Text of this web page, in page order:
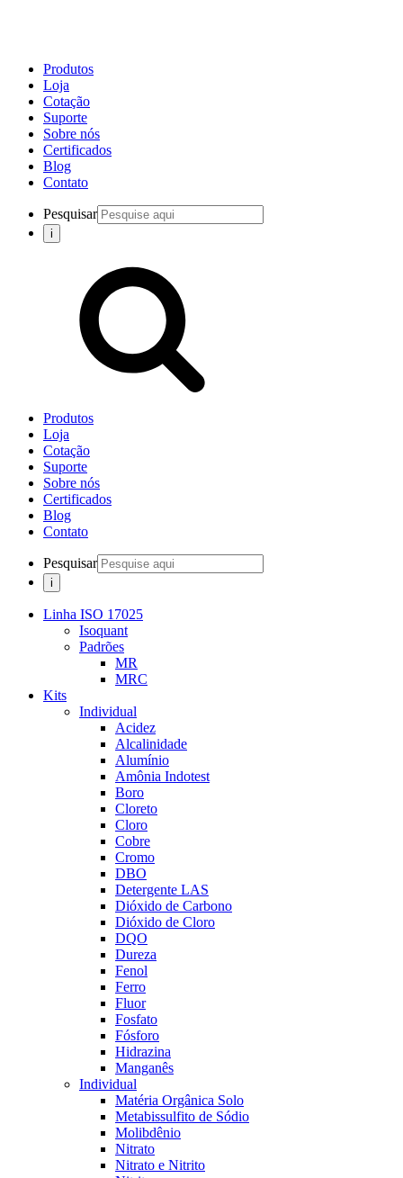
Produtos
Loja
Cotação
Suporte
Sobre nós
Certificados
Blog
Contato
Pesquisar
Produtos
Loja
Cotação
Suporte
Sobre nós
Certificados
Blog
Contato
Pesquisar
Linha ISO 17025
Isoquant
Padrões
MR
MRC
Kits
Individual
Acidez
Alcalinidade
Alumínio
Amônia Indotest
Boro
Cloreto
Cloro
Cobre
Cromo
DBO
Detergente LAS
Dióxido de Carbono
Dióxido de Cloro
DQO
Dureza
Fenol
Ferro
Fluor
Fosfato
Fósforo
Hidrazina
Manganês
Individual
Matéria Orgânica Solo
Metabissulfito de Sódio
Molibdênio
Nitrato
Nitrato e Nitrito